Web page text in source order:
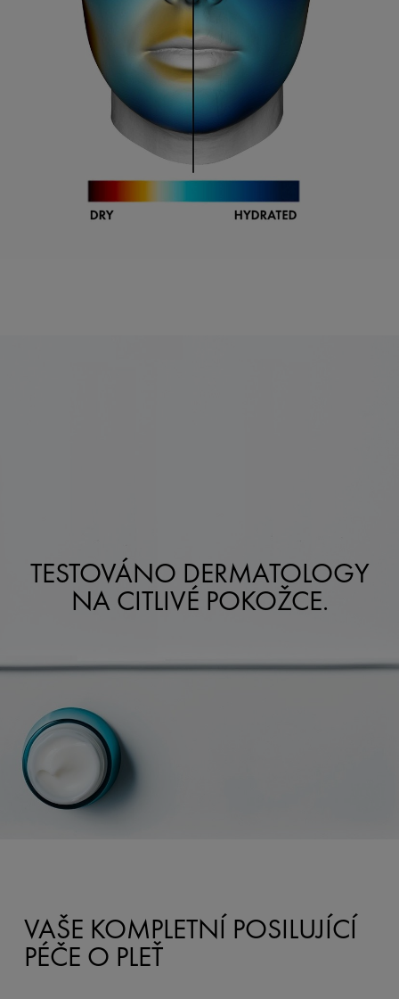
TESTOVÁNO DERMATOLOGY
NA CITLIVÉ POKOŽCE.
VAŠE KOMPLETNÍ POSILUJÍCÍ
PÉČE O PLEŤ